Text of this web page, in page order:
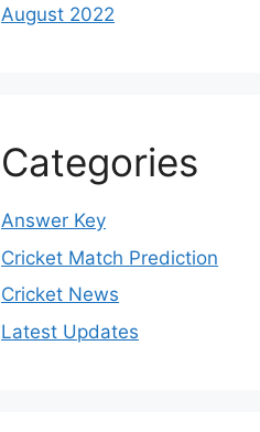
August 2022
Categories
Answer Key
Cricket Match Prediction
Cricket News
Latest Updates